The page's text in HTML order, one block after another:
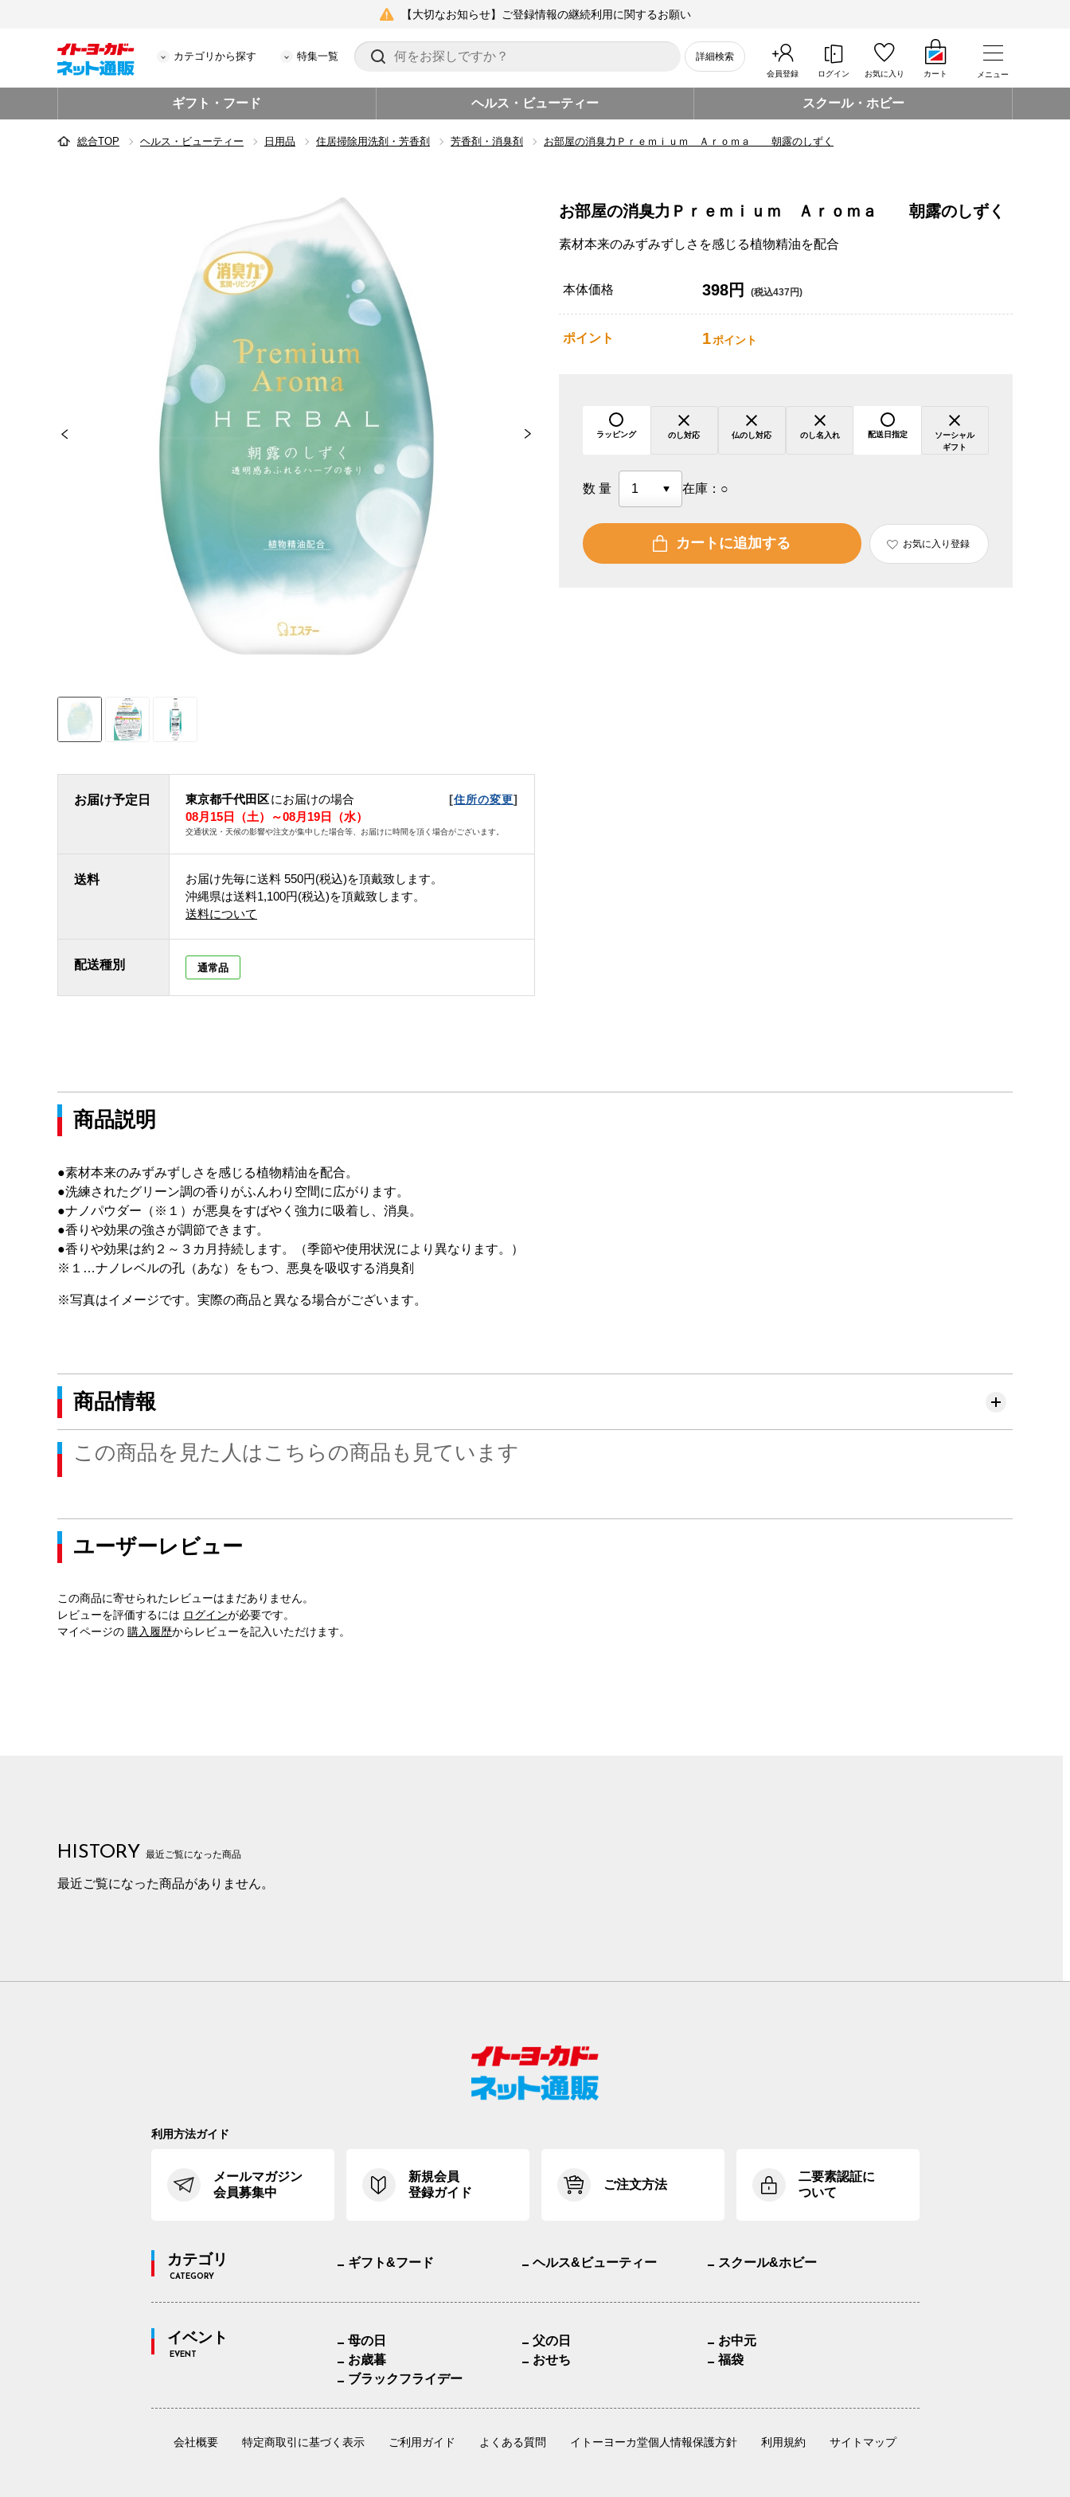
【大切なお知らせ】ご登録情報の継続利用に関するお願い
カテゴリから探す 特集一覧 詳細検索
会員登録 ログイン お気に入り カート メニュー
ギフト・フード ヘルス・ビューティー スクール・ホビー
総合TOP ヘルス・ビューティー 日用品 住居掃除用洗剤・芳香剤 芳香剤・消臭剤 お部屋の消臭力Ｐｒｅｍｉｕｍ Ａｒｏｍａ 朝露のしずく
お届け予定日 東京都千代田区にお届けの場合 [住所の変更]
08月15日（土）～08月19日（水）
交通状況・天候の影響や注文が集中した場合等、お届けに時間を頂く場合がございます。
送料 お届け先毎に送料 550円(税込)を頂戴致します。
沖縄県は送料1,100円(税込)を頂戴致します。
送料について
配送種別 通常品
お部屋の消臭力Ｐｒｅｍｉｕｍ Ａｒｏｍａ 朝露のしずく
素材本来のみずみずしさを感じる植物精油を配合
本体価格 398円 (税込437円)
ポイント 1ポイント
ラッピング のし対応 仏のし対応 のし名入れ 配送日指定
ソーシャル
ギフト
数量 在庫： ○
カートに追加する お気に入り登録
商品説明
●素材本来のみずみずしさを感じる植物精油を配合。
●洗練されたグリーン調の香りがふんわり空間に広がります。
●ナノパウダー（※１）が悪臭をすばやく強力に吸着し、消臭。
●香りや効果の強さが調節できます。
●香りや効果は約２～３カ月持続します。（季節や使用状況により異なります。）
※１…ナノレベルの孔（あな）をもつ、悪臭を吸収する消臭剤
※写真はイメージです。実際の商品と異なる場合がございます。
商品情報
この商品を見た人はこちらの商品も見ています
ユーザーレビュー
この商品に寄せられたレビューはまだありません。
レビューを評価するには ログインが必要です。
マイページの 購入履歴からレビューを記入いただけます。
HISTORY 最近ご覧になった商品
最近ご覧になった商品がありません。
利用方法ガイド
メールマガジン
会員募集中
新規会員
登録ガイド
ご注文方法
二要素認証に
ついて
カテゴリ
CATEGORY
ギフト&フード ヘルス&ビューティー スクール&ホビー
イベント
EVENT
母の日 父の日
お中元
お歳暮
おせち
福袋
ブラックフライデー
会社概要 特定商取引に基づく表示 ご利用ガイド よくある質問 イトーヨーカ堂個人情報保護方針 利用規約 サイトマップ